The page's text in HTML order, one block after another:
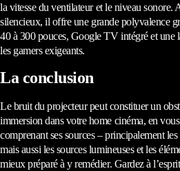
la vitesse du ventilateur et le niveau sonore.
silencieux, il offre une grande polyvalence
40 à 300 pouces, Google TV intégré et une
les gamers exigeants.
La conclusion
Le bruit du projecteur peut constituer un
immersion dans votre home cinéma, en
comprenant ses sources – principalement
mais aussi les sources lumineuses et les
mieux préparé à y remédier. Gardez à